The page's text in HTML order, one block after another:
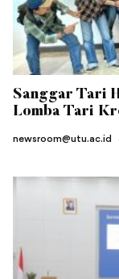
Sanggar Tari
Lomba Tari
newsroom@utu.ac.id